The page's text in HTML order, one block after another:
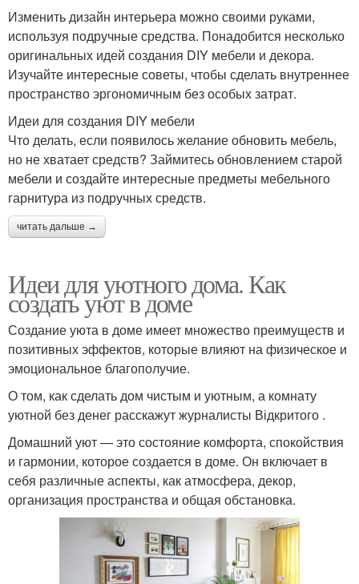
Изменить дизайн интерьера можно своими руками,
используя подручные средства. Понадобится несколько
оригинальных идей создания DIY мебели и декора.
Изучайте интересные советы, чтобы сделать внутреннее
пространство эргономичным без особых затрат.
Идеи для создания DIY мебели
Что делать, если появилось желание обновить мебель,
но не хватает средств? Займитесь обновлением старой
мебели и создайте интересные предметы мебельного
гарнитура из подручных средств.
читать дальше →
Идеи для уютного дома. Как
создать уют в доме
Создание уюта в доме имеет множество преимуществ и
позитивных эффектов, которые влияют на физическое и
эмоциональное благополучие.
О том, как сделать дом чистым и уютным, а комнату
уютной без денег расскажут журналисты Відкритого .
Домашний уют — это состояние комфорта, спокойствия
и гармонии, которое создается в доме. Он включает в
себя различные аспекты, как атмосфера, декор,
организация пространства и общая обстановка.